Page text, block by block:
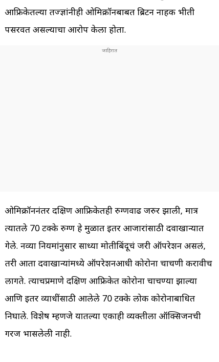
आफ्रिकेतल्या तज्ज्ञांनीही ओमिक्रॉनबाबत ब्रिटन नाहक भीती
पसरवत असल्याचा आरोप केला होता.
ओमिक्रॉननंतर दक्षिण आफ्रिकेतही रुग्णवाढ जरुर झाली, मात्र
त्यातले 70 टक्के रुग्ण हे मुळात इतर आजारांसाठी दवाखान्यात
गेले. नव्या नियमांनुसार साध्या मोतीबिंदूचं जरी ऑपरेशन असलं,
तरी आता दवाखान्यांमध्ये ऑपरेशनआधी कोरोना चाचणी करावीच
लागते. त्याचप्रमाणे दक्षिण आफ्रिकेत कोरोना चाचण्या झाल्या
आणि इतर व्याधींसाठी आलेले 70 टक्के लोक कोरोनाबाधित
निघाले. विशेष म्हणजे यातल्या एकाही व्यक्तीला ऑक्सिजनची
गरज भासलेली नाही.